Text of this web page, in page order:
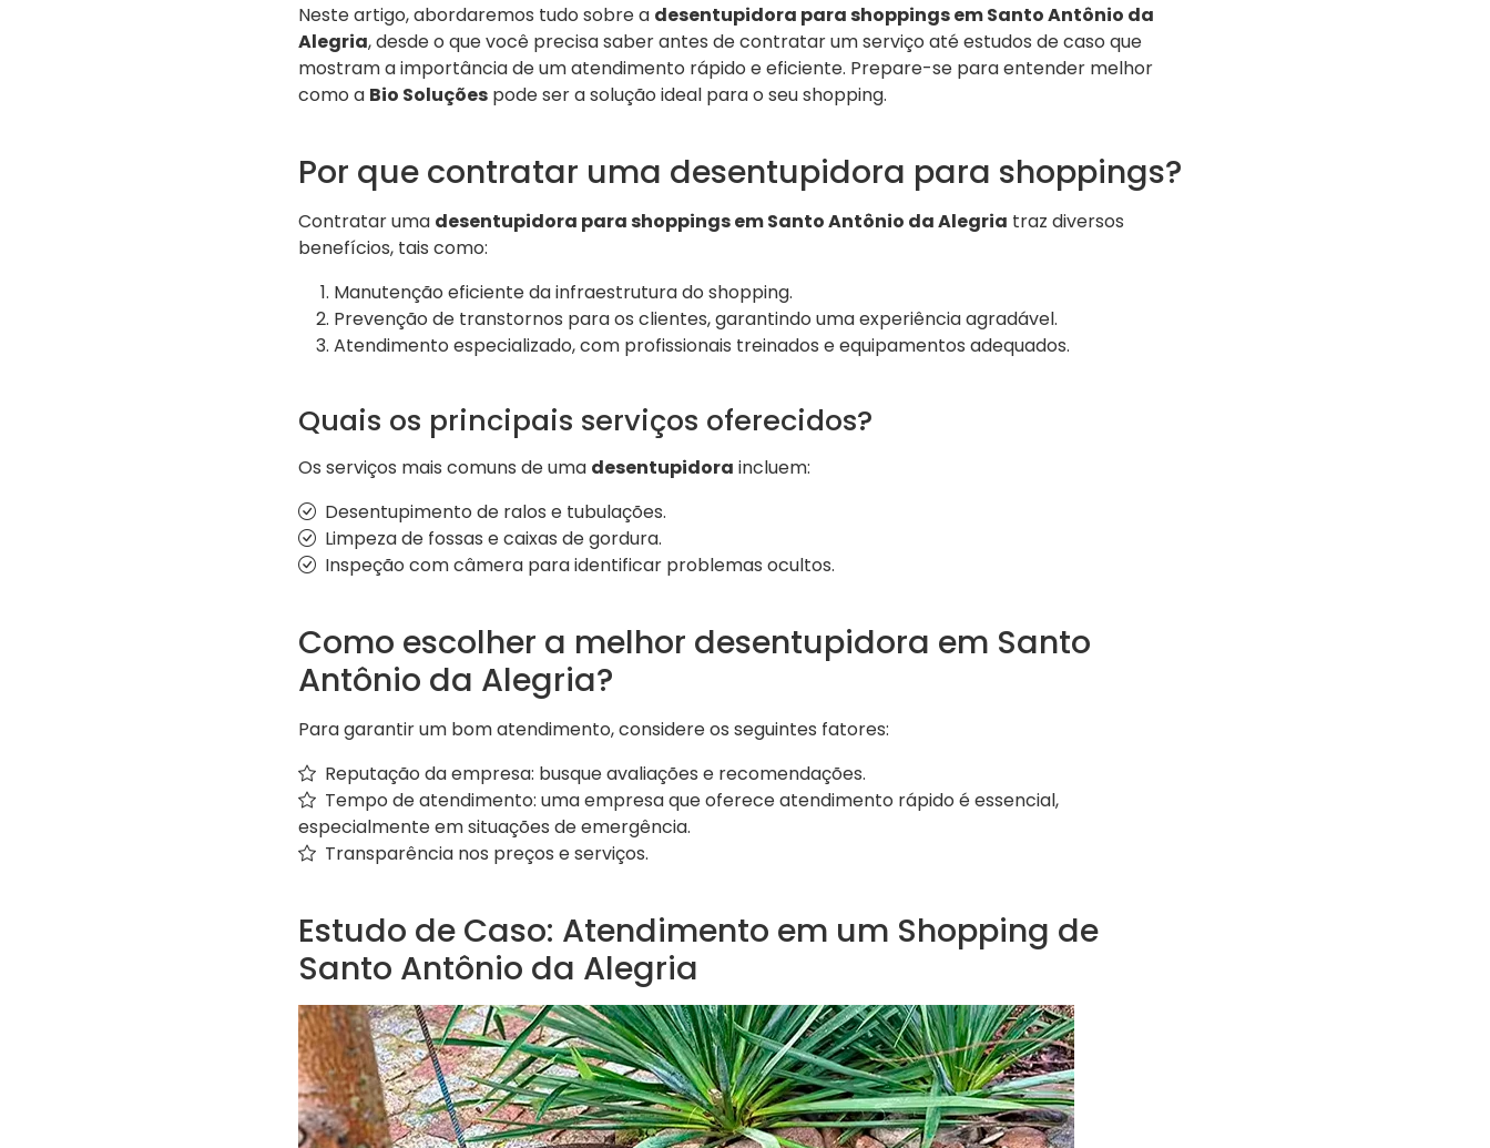
Neste artigo, abordaremos tudo sobre a desentupidora para shoppings em Santo Antônio da
Alegria, desde o que você precisa saber antes de contratar um serviço até estudos de caso que
mostram a importância de um atendimento rápido e eficiente. Prepare-se para entender melhor
como a Bio Soluçõespode ser a solução ideal para o seu shopping.
Por que contratar uma desentupidora para shoppings?
Contratar uma desentupidora para shoppings em Santo Antônio da Alegria traz diversos
benefícios, tais como:
Manutenção eficiente da infraestrutura do shopping.
Prevenção de transtornos para os clientes, garantindo uma experiência agradável.
Atendimento especializado, com profissionais treinados e equipamentos adequados.
Quais os principais serviços oferecidos?
Os serviços mais comuns de uma desentupidora incluem:
Desentupimento de ralos e tubulações.
Limpeza de fossas e caixas de gordura.
Inspeção com câmera para identificar problemas ocultos.
Como escolher a melhor desentupidora em Santo
Antônio da Alegria?
Para garantir um bom atendimento, considere os seguintes fatores:
Reputação da empresa: busque avaliações e recomendações.
Tempo de atendimento: uma empresa que oferece atendimento rápido é essencial,
especialmente em situações de emergência.
Transparência nos preços e serviços.
Estudo de Caso: Atendimento em um Shopping de
Santo Antônio da Alegria